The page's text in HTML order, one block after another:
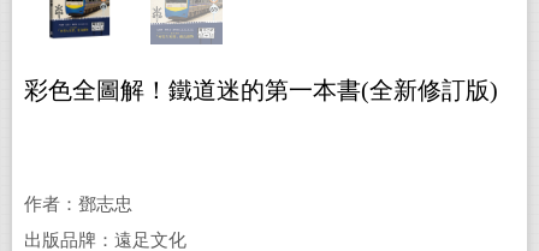
彩色全圖解！鐵道迷的第一本書(全新修訂版)
作者：鄧志忠
出版品牌：遠足文化